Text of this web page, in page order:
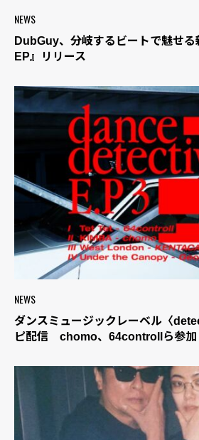
NEWS
DubGuy、分岐するビートで魅せ
EP』リリース
NEWS
ダンスミュージックレーベル〈
ピ配信 chomo、64controllら参加